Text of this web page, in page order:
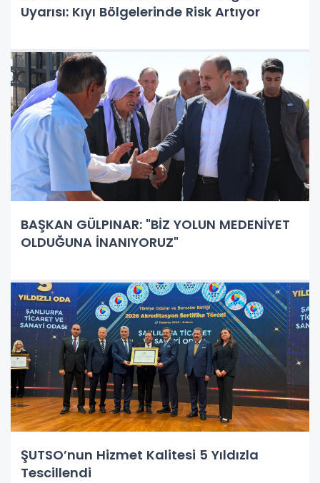
Uyarısı: Kıyı Bölgelerinde Risk Artıyor
BAŞKAN GÜLPINAR: "BİZ YOLUN MEDENİYET
OLDUĞUNA İNANIYORUZ"
ŞUTSO’nun Hizmet Kalitesi 5 Yıldızla
Tescillendi